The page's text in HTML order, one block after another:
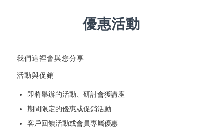
優惠活動
我們這裡會與您分享
活動與促銷
即將舉辦的活動、研討會獲講座
期間限定的優惠或促銷活動
客戶回饋活動或會員專屬優惠